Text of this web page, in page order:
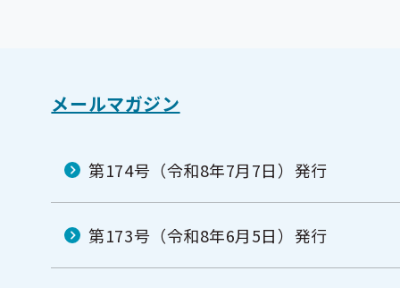
メールマガジン
第174号（令和8年7月7日）発行
第173号（令和8年6月5日）発行